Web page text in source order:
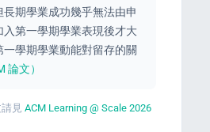
期學業成功幾乎無法由申
第一學期學業表現後才大
學期學業動能對留存的關
論文）
見 ACM Learning @ Scale 2026